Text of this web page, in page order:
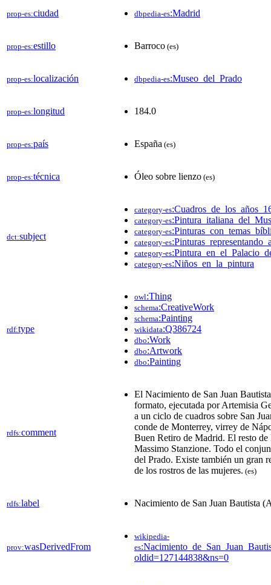
prop-es:ciudad dbpedia-es:Madrid
prop-es:estillo Barroco (es)
prop-es:localización dbpedia-es:Museo_del_Prado
prop-es:longitud 184.0
prop-es:país España (es)
prop-es:técnica Óleo sobre lienzo (es)
dct:subject
category-es
category-es
category-es
category-es
category-es
category-es:Niños_en_la_pintura
rdf:type
owl:Thing
schema:CreativeWork
schema:Painting
wikidata:Q386724
dbo:Work
dbo:Artwork
dbo:Painting
rdfs:comment
El Nacimiento de San Juan
formato, ejecutada por Artemisia
a un ciclo de cuadros sobre San
conde de Monterrey, virrey de
Buen Retiro de Madrid. El resto
Massimo Stanzione. Todo el
del Prado. Existe también un gran
de los rostros de las mujeres. (es)
rdfs:label Nacimiento de San Juan Bautista
prov:wasDerivedFrom
wikipedia-
es
oldid=127144838&ns=0